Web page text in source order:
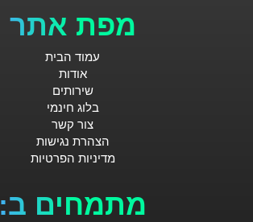
מפת אתר
עמוד הבית
אודות
שירותים
בלוג חינמי
צור קשר
הצהרת נגישות
מדיניות הפרטיות
מתמחים ב: